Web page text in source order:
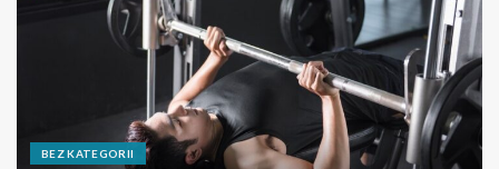
BEZ KATEGORII